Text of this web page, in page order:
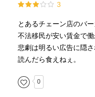
3
とあるチェーン店のバ
不法移民が安い賃金で
悲劇は明るい広告に隠さ
読んだら食えねぇ。
0